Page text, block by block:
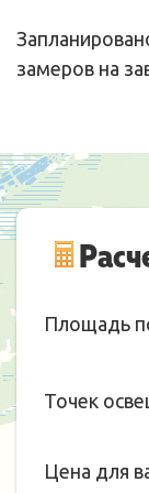
замеров на
Площадь
Точек
Цена для